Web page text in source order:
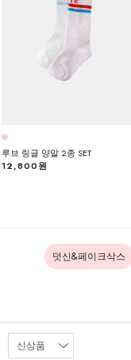
루브 링글 양말 2종 SET
12,800원
덧신&페이크삭스